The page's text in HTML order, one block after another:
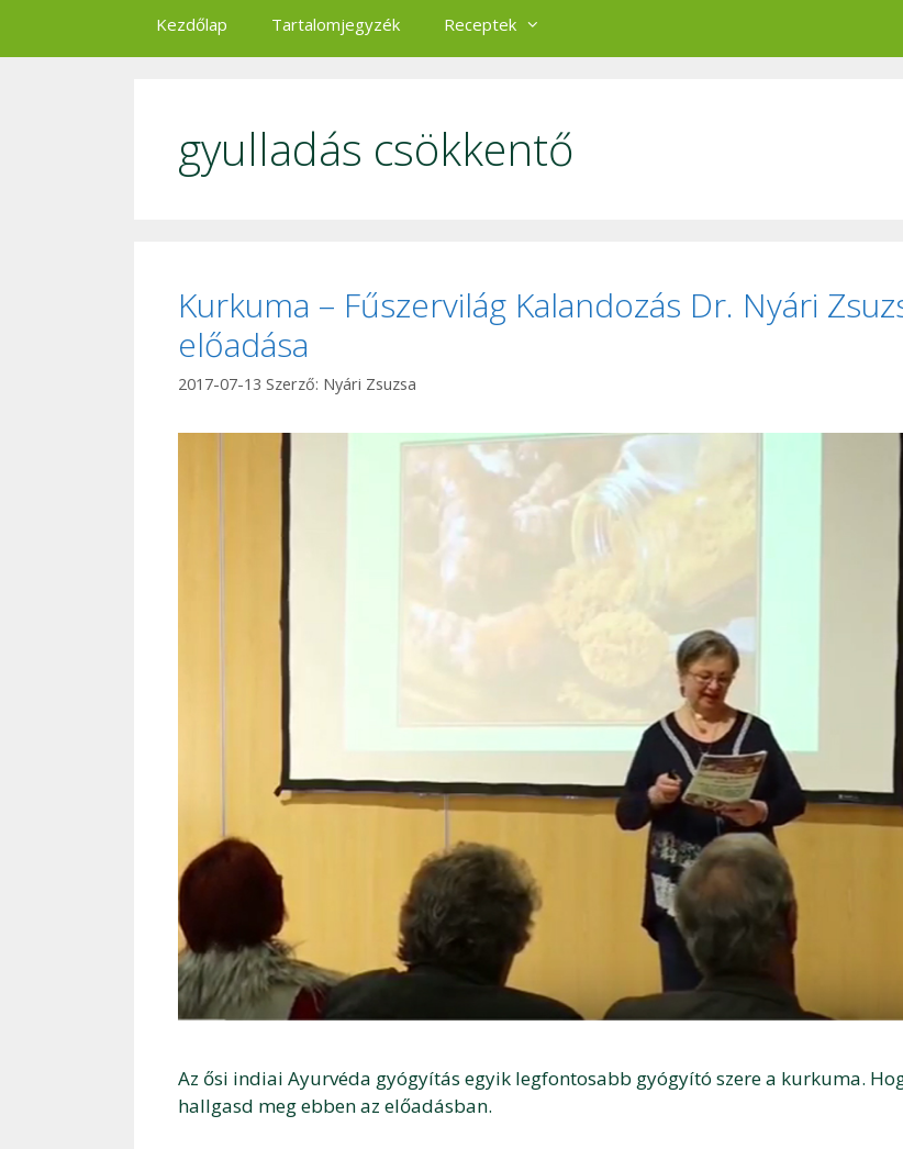
Kezdőlap Tartalomjegyzék Receptek
gyulladás csökkentő
Kurkuma – Fűszervilág Kalandozás Dr. Nyári
előadása
2017-07-13 Szerző: Nyári Zsuzsa
Az ősi indiai Ayurvéda gyógyítás egyik legfontosabb gyógyító szere a kurkuma.
hallgasd meg ebben az előadásban.